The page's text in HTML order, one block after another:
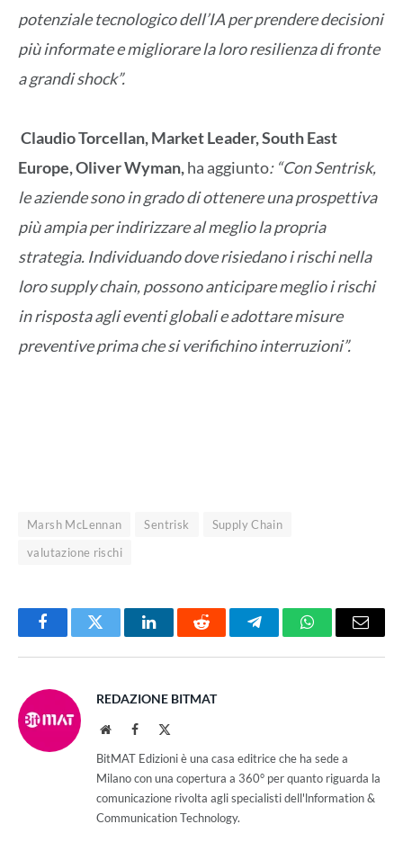
potenziale tecnologico dell’IA per prendere decisioni
più informate e migliorare la loro resilienza di fronte
a grandi shock”.
Claudio Torcellan, Market Leader, South East
Europe, Oliver Wyman,ha aggiunto: “Con Sentrisk,
le aziende sono in grado di ottenere una prospettiva
più ampia per indirizzare al meglio la propria
strategia. Individuando dove risiedano i rischi nella
loro supply chain, possono anticipare meglio i rischi
in risposta agli eventi globali e adottare misure
preventive prima che si verifichino interruzioni”.
Marsh McLennan Sentrisk
Supply Chain
valutazione rischi
FacebookTwitter LinkedInReddit TelegramWhatsAppEmail
REDAZIONE BITMAT
WebsiteFacebook
BitMAT Edizioni è una casa editrice che ha sede a
Milano con una copertura a 360° per quanto riguarda la
comunicazione rivolta agli specialisti dell'lnformation &
Communication Technology.